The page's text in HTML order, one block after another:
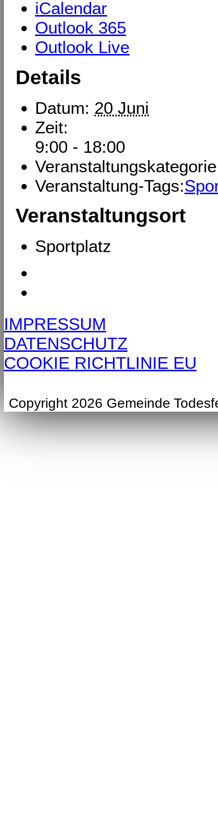
iCalendar
Outlook 365
Outlook Live
Details
Datum: 20 Juni
Zeit:
9:00 - 18:00
Veranstaltung-Tags:
Veranstaltungsort
Sportplatz
IMPRESSUM
DATENSCHUTZ
COOKIE RICHTLINIE EU
Copyright 2026 Gemeinde